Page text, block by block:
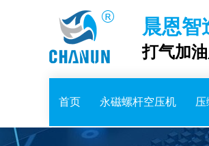
晨恩智
打气加
首页 永磁螺杆空压机 压